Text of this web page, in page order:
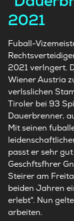
2021
Fuball-
2021 verlngert.
Wiener Austria
verlsslichen
Tiroler bei 93
Dauerbrenner,
Mit seinen
passt er sehr
Geschftsfhrer
Steirer am
beiden Jahren
erlebt". Nun
arbeiten.